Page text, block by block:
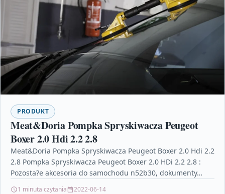
PRODUKT
Meat&Doria Pompka Spryskiwacza Peugeot
Boxer 2.0 Hdi 2.2 2.8
Meat&Doria Pompka Spryskiwacza Peugeot Boxer 2.0 Hdi 2.2
2.8 Pompka Spryskiwacza Peugeot Boxer 2.0 HDi 2.2 2.8 :
Pozosta?e akcesoria do samochodu n52b30, dokumenty…
1 minuta czytania 2022-06-14